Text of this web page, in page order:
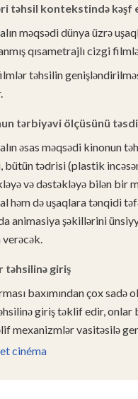
təhsil kontekstində kəşf
məqsədi dünya üzrə
qısametrajlı cizgi
təhsilin
tərbiyəvi ölçüsünü
əsas məqsədi kinonun
bütün tədrisi (plastik
və dəstəkləyə bilən bir
həm də uşaqlara tənqidi
animasiya şəkillərini
təhsilinə giriş
baxımından çox sadə
giriş təklif edir,
mexanizmlər vasitəsilə
cinéma